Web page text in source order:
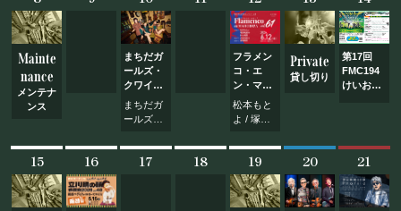
PRIVATE
貸切パーティー・ホールレンタル
BOOKING
ライブ出演について
卓也 / 中
村誠
Mainte
nance
メンテナ
ンス
まちだガ
ールズ・
クワイア
の水曜日
は
まちだガ
ールズ・
フラメン
コ・エ
ン・マホ
ローサ
Vol.61
松本もと
よ / 塚原
針谷美慧
近藤裕美
子 / 高橋
秀男 / 池
川史洋
Private
貸し切り
第17回
FMC194
けいおん
15 16 17 18 19 20 21